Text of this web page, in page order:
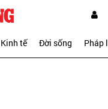
Kinh tế Đời sống Pháp